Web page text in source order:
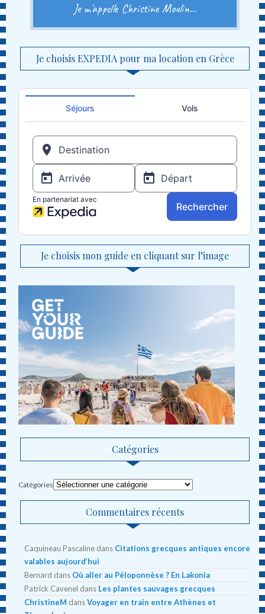
Je m'appelle Christine Moulin...
Je choisis EXPEDIA pour ma location en Grèce
Je choisis mon guide en cliquant sur l’image
Catégories
Catégories
Commentaires récents
Caquineau Pascaline dans Citations grecques antiques encore
valables aujourd’hui
Bernard dans Où aller au Péloponnèse ? En Lakonia
Patrick Cavenel dans Les plantes sauvages grecques
ChristineM dansVoyager en train entre Athènes et